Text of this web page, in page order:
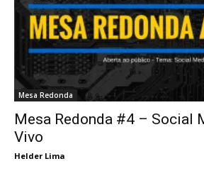
Mesa Redonda
Mesa Redonda #4 – Social
Vivo
Helder Lima